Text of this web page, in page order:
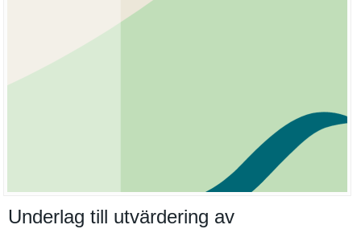
Underlag till utvärdering av